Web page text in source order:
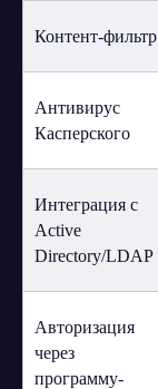
Контент-фильтр
Антивирус
Касперского
Интеграция с
Active
Directory/LDAP
Авторизация
через
программу-